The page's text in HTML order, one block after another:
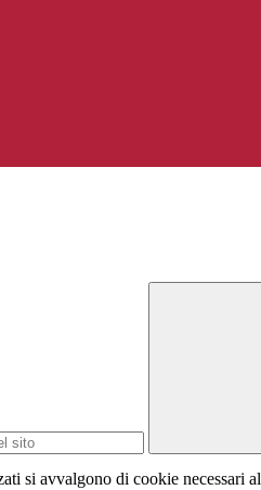
si avvalgono di cookie necessari